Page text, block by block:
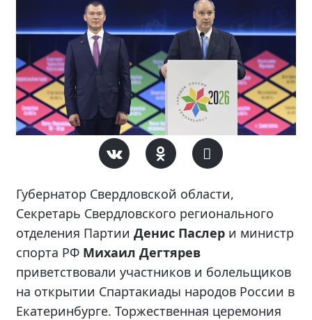
Губернатор Свердловской области,
Секретарь Свердловского регионального
отделения Партии Денис Паслер и министр
спорта РФ Михаил Дегтярев
приветствовали участников и болельщиков
на открытии Спартакиады народов России в
Екатеринбурге. Торжественная церемония